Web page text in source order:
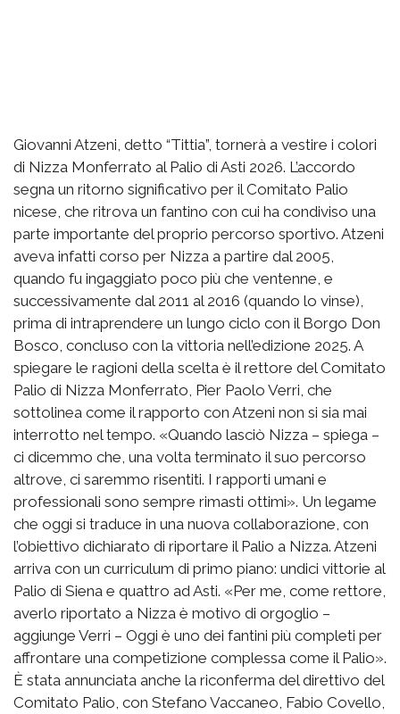
Giovanni Atzeni, detto “Tittia”, tornerà a vestire i colori
di Nizza Monferrato al Palio di Asti 2026. L’accordo
segna un ritorno significativo per il Comitato Palio
nicese, che ritrova un fantino con cui ha condiviso una
parte importante del proprio percorso sportivo. Atzeni
aveva infatti corso per Nizza a partire dal 2005,
quando fu ingaggiato poco più che ventenne, e
successivamente dal 2011 al 2016 (quando lo vinse),
prima di intraprendere un lungo ciclo con il Borgo Don
Bosco, concluso con la vittoria nell’edizione 2025. A
spiegare le ragioni della scelta è il rettore del Comitato
Palio di Nizza Monferrato, Pier Paolo Verri, che
sottolinea come il rapporto con Atzeni non si sia mai
interrotto nel tempo. «Quando lasciò Nizza – spiega –
ci dicemmo che, una volta terminato il suo percorso
altrove, ci saremmo risentiti. I rapporti umani e
professionali sono sempre rimasti ottimi». Un legame
che oggi si traduce in una nuova collaborazione, con
l’obiettivo dichiarato di riportare il Palio a Nizza. Atzeni
arriva con un curriculum di primo piano: undici vittorie al
Palio di Siena e quattro ad Asti. «Per me, come rettore,
averlo riportato a Nizza è motivo di orgoglio –
aggiunge Verri – Oggi è uno dei fantini più completi per
affrontare una competizione complessa come il Palio».
È stata annunciata anche la riconferma del direttivo del
Comitato Palio, con Stefano Vaccaneo, Fabio Covello,